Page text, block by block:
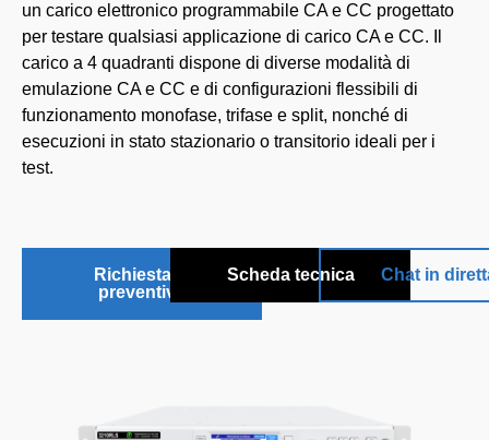
un carico elettronico programmabile CA e CC progettato
per testare qualsiasi applicazione di carico CA e CC. Il
carico a 4 quadranti dispone di diverse modalità di
emulazione CA e CC e di configurazioni flessibili di
funzionamento monofase, trifase e split, nonché di
esecuzioni in stato stazionario o transitorio ideali per i
test.
Richiesta di
preventivo
Scheda tecnica Chat in